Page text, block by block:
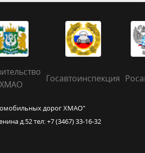
ХМАО
Госавтоинспекция
дорог ХМАО"
д.52 тел: +7 (3467) 33-16-32